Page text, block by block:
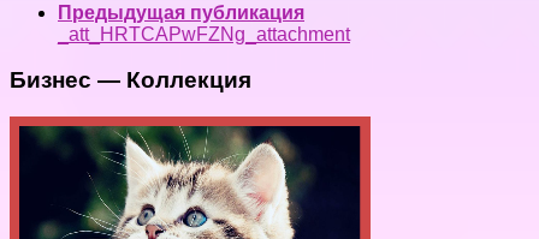
Предыдущая публикация
_att_HRTCAPwFZNg_attachment
Бизнес — Коллекция